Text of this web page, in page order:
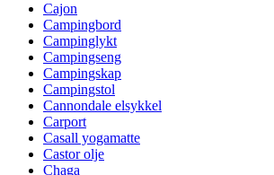
Cajon
Campingbord
Campinglykt
Campingseng
Campingskap
Campingstol
Cannondale elsykkel
Carport
Casall yogamatte
Castor olje
Chaga